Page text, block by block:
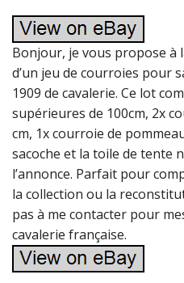
Bonjour, je vous propose à
d’un jeu de courroies pour
1909 de cavalerie. Ce lot
supérieures de 100cm, 2x
cm, 1x courroie de
sacoche et la toile de tente
l’annonce. Parfait pour
la collection ou la
pas à me contacter pour
cavalerie française.